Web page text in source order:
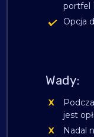
portfel
Opcja
Wady:
jest
Nadal